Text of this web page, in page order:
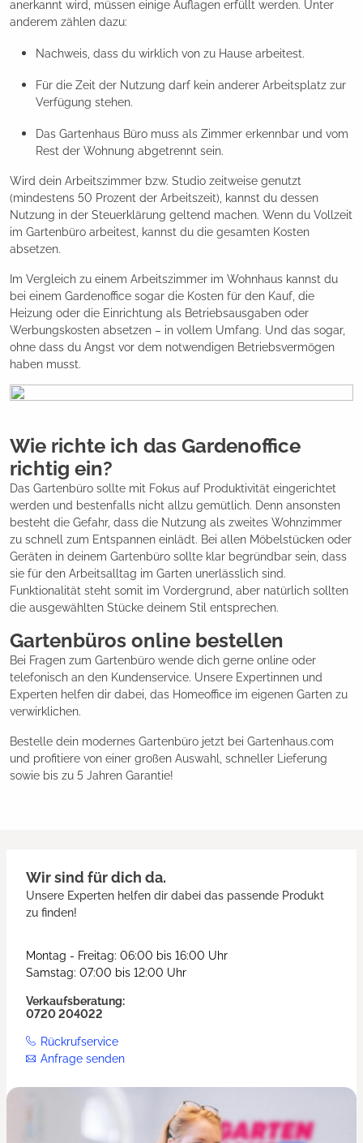
anerkannt wird, müssen einige Auflagen erfüllt werden. Unter
anderem zählen dazu:
Nachweis, dass du wirklich von zu Hause arbeitest.
Für die Zeit der Nutzung darf kein anderer Arbeitsplatz zur
Verfügung stehen.
Das Gartenhaus Büro muss als Zimmer erkennbar und vom
Rest der Wohnung abgetrennt sein.
Wird dein Arbeitszimmer bzw. Studio zeitweise genutzt
(mindestens 50 Prozent der Arbeitszeit), kannst du dessen
Nutzung in der Steuerklärung geltend machen. Wenn du Vollzeit
im Gartenbüro arbeitest, kannst du die gesamten Kosten
absetzen.
Im Vergleich zu einem Arbeitszimmer im Wohnhaus kannst du
bei einem Gardenoffice sogar die Kosten für den Kauf, die
Heizung oder die Einrichtung als Betriebsausgaben oder
Werbungskosten absetzen – in vollem Umfang. Und das sogar,
ohne dass du Angst vor dem notwendigen Betriebsvermögen
haben musst.
Wie richte ich das Gardenoffice
richtig ein?
Das Gartenbüro sollte mit Fokus auf Produktivität eingerichtet
werden und bestenfalls nicht allzu gemütlich. Denn ansonsten
besteht die Gefahr, dass die Nutzung als zweites Wohnzimmer
zu schnell zum Entspannen einlädt. Bei allen Möbelstücken oder
Geräten in deinem Gartenbüro sollte klar begründbar sein, dass
sie für den Arbeitsalltag im Garten unerlässlich sind.
Funktionalität steht somit im Vordergrund, aber natürlich sollten
die ausgewählten Stücke deinem Stil entsprechen.
Gartenbüros online bestellen
Bei Fragen zum Gartenbüro wende dich gerne online oder
telefonisch an den Kundenservice. Unsere Expertinnen und
Experten helfen dir dabei, das Homeoffice im eigenen Garten zu
verwirklichen.
Bestelle dein modernes Gartenbüro jetzt bei Gartenhaus.com
und profitiere von einer großen Auswahl, schneller Lieferung
sowie bis zu 5 Jahren Garantie!
Wir sind für dich da.
Unsere Experten helfen dir dabei das passende Produkt
zu finden!
Montag - Freitag: 06:00 bis 16:00 Uhr
Samstag: 07:00 bis 12:00 Uhr
Verkaufsberatung:
0720 204022
Rückrufservice
Anfrage senden